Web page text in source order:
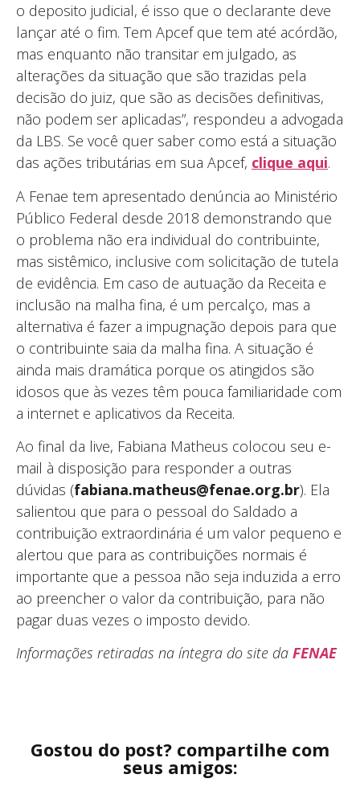
o deposito judicial, é isso que o declarante deve
lançar até o fim. Tem Apcef que tem até acórdão,
mas enquanto não transitar em julgado, as
alterações da situação que são trazidas pela
decisão do juiz, que são as decisões definitivas,
não podem ser aplicadas”, respondeu a advogada
da LBS. Se você quer saber como está a situação
das ações tributárias em sua Apcef, clique aqui.
A Fenae tem apresentado denúncia ao Ministério
Público Federal desde 2018 demonstrando que
o problema não era individual do contribuinte,
mas sistêmico, inclusive com solicitação de tutela
de evidência. Em caso de autuação da Receita e
inclusão na malha fina, é um percalço, mas a
alternativa é fazer a impugnação depois para que
o contribuinte saia da malha fina. A situação é
ainda mais dramática porque os atingidos são
idosos que às vezes têm pouca familiaridade com
a internet e aplicativos da Receita.
Ao final da live, Fabiana Matheus colocou seu e-
mail à disposição para responder a outras
dúvidas (fabiana.matheus@fenae.org.br). Ela
salientou que para o pessoal do Saldado a
contribuição extraordinária é um valor pequeno e
alertou que para as contribuições normais é
importante que a pessoa não seja induzida a erro
ao preencher o valor da contribuição, para não
pagar duas vezes o imposto devido.
Informações retiradas na íntegra do site da FENAE
Gostou do post? compartilhe com
seus amigos: